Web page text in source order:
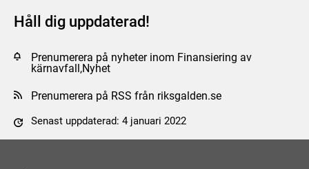
Håll dig uppdaterad!
Prenumerera på nyheter inom Finansiering av
kärnavfall,Nyhet
Prenumerera på RSS från riksgalden.se
Senast uppdaterad: 4 januari 2022